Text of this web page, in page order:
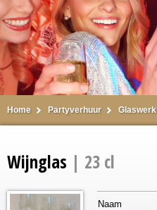
Home Partyverhuur Glaswerk
Wijnglas | 23 cl
Naam